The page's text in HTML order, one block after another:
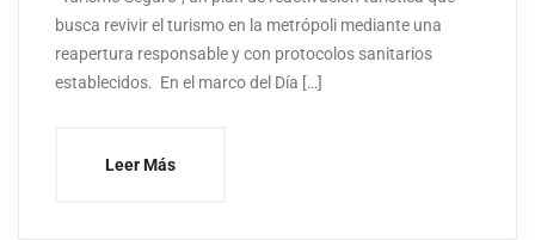
busca revivir el turismo en la metrópoli mediante una
reapertura responsable y con protocolos sanitarios
establecidos. En el marco del Día […]
Leer Más